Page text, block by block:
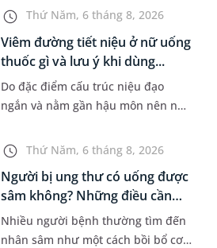
Dựa theo nguyên nhân cụ thể, bác
sĩ sẽ cân nhắc chỉ định p...
Thứ Năm, 6 tháng 8, 2026
Viêm đường tiết niệu ở nữ uống
thuốc gì và lưu ý khi dùng...
Do đặc điểm cấu trúc niệu đạo
ngắn và nằm gần hậu môn nên nữ
niệu hơn nam giới. Tùy theo
nguyên nhân, mức độ nhiễm trùng
và...
Thứ Năm, 6 tháng 8, 2026
Người bị ung thư có uống được
sâm không? Những điều cần
b...
Nhiều người bệnh thường tìm đến
nhân sâm như một cách bồi bổ cơ